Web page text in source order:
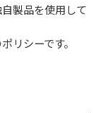
製品を使用して
リシーです。